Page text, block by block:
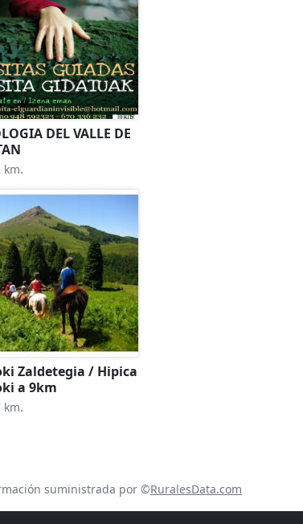
DEL VALLE DE
km.
Zaldetegia / Hipica
a 9km
km.
suministrada por ©RuralesData.com